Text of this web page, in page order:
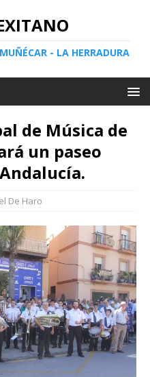
- LA HERRADURA
de Música de
un paseo
De Haro